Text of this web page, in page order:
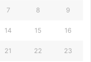
7 8 9
14 15 16
21 22 23